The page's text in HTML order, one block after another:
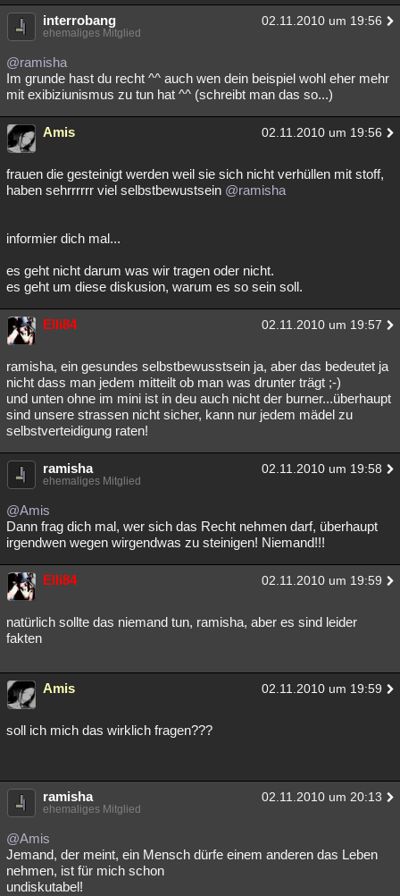
interrobang 02.11.2010 um 19:56
ehemaliges Mitglied
@ramisha
Im grunde hast du recht ^^ auch wen dein beispiel wohl eher mehr
mit exibiziunismus zu tun hat ^^ (schreibt man das so...)
Amis 02.11.2010 um 19:56
frauen die gesteinigt werden weil sie sich nicht verhüllen mit stoff,
haben sehrrrrrr viel selbstbewustsein @ramisha
informier dich mal...
es geht nicht darum was wir tragen oder nicht.
es geht um diese diskusion, warum es so sein soll.
Elli84 02.11.2010 um 19:57
ramisha, ein gesundes selbstbewusstsein ja, aber das bedeutet ja
nicht dass man jedem mitteilt ob man was drunter trägt ;-)
und unten ohne im mini ist in deu auch nicht der burner...überhaupt
sind unsere strassen nicht sicher, kann nur jedem mädel zu
selbstverteidigung raten!
ramisha 02.11.2010 um 19:58
ehemaliges Mitglied
@Amis
Dann frag dich mal, wer sich das Recht nehmen darf, überhaupt
irgendwen wegen wirgendwas zu steinigen! Niemand!!!
Elli84 02.11.2010 um 19:59
natürlich sollte das niemand tun, ramisha, aber es sind leider
fakten
Amis 02.11.2010 um 19:59
soll ich mich das wirklich fragen???
ramisha 02.11.2010 um 20:13
ehemaliges Mitglied
@Amis
Jemand, der meint, ein Mensch dürfe einem anderen das Leben
nehmen, ist für mich schon
undiskutabel!